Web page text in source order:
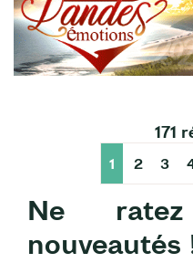
171
1 2 3
Ne
nouveautés